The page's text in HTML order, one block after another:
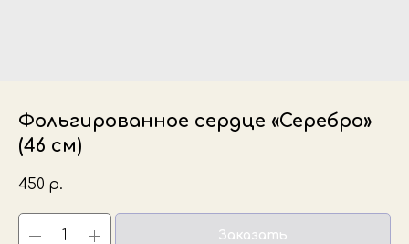
Фольгированное сердце «Серебро»
(46 см)
450 р.
Заказать